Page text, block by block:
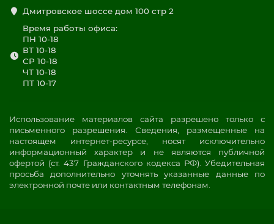
Дмитровское шоссе дом 100 стр 2
Время работы офиса:
ПН 10-18
ВТ 10-18
СР 10-18
ЧТ 10-18
ПТ 10-17
Использование материалов сайта разрешено только с
письменного разрешения. Сведения, размещенные на
настоящем интернет-ресурсе, носят исключительно
информационный характер и не являются публичной
офертой (ст. 437 Гражданского кодекса РФ). Убедительная
просьба дополнительно уточнять указанные данные по
электронной почте или контактным телефонам.